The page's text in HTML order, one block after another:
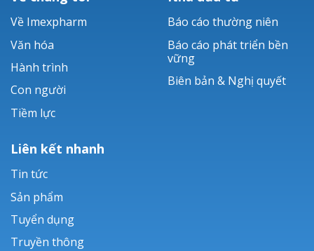
Về Imexpharm
Văn hóa
Hành trình
Con người
Tiềm lực
Báo cáo thường niên
Báo cáo phát triển bền
vững
Biên bản & Nghị quyết
Liên kết nhanh
Tin tức
Sản phẩm
Tuyển dụng
Truyền thông